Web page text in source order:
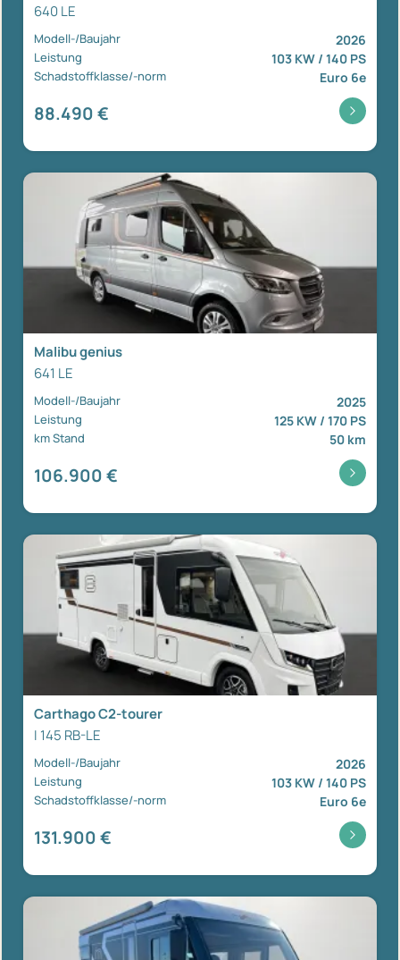
640 LE
Modell-/Baujahr 2026
Leistung 103 KW / 140 PS
Schadstoffklasse/-norm Euro 6e
88.490 €
Malibu genius
641 LE
Modell-/Baujahr 2025
Leistung 125 KW / 170 PS
km Stand 50 km
106.900 €
Carthago C2-tourer
I 145 RB-LE
Modell-/Baujahr 2026
Leistung 103 KW / 140 PS
Schadstoffklasse/-norm Euro 6e
131.900 €